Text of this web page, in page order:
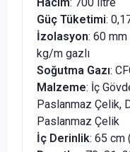
Güç Tüketimi:
İzolasyon: 60
kg/m gazlı
Soğutma Gazı:
Malzeme: İç
Paslanmaz Çelik,
Paslanmaz Çelik
İç Derinlik: 65 cm